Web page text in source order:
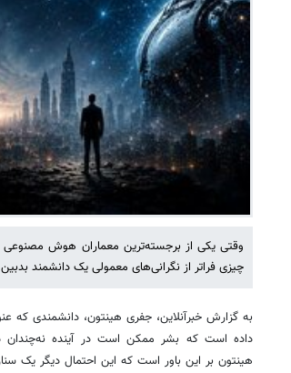
وقتی یکی از برجسته‌ترین معماران هوش مصنوعی
چیزی فراتر از نگرانی‌های معمولی یک دانشمند
به گزارش خبرآنلاین، جفری هینتون، دانشمندی
داده است که بشر ممکن است در آینده نه‌چندان
هینتون بر این باور است که این احتمال دیگر یک